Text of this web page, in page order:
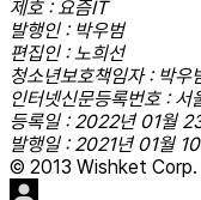
제호 : 요즘IT
발행인 : 박우범
편집인 : 노희선
청소년보호책임자 : 박우
인터넷신문등록번호 :
등록일 : 2022년 01월
발행일 : 2021년 01월
© 2013 Wishket Corp.